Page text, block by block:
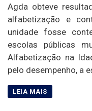
Agda obteve
alfabetização e
unidade fosse
escolas públicas
Alfabetização na
pelo desempenho, a